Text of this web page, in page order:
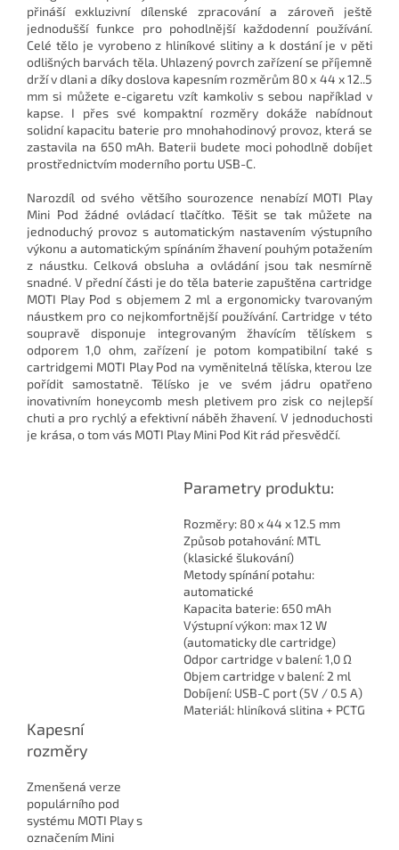
přináší exkluzivní dílenské zpracování a zároveň ještě
jednodušší funkce pro pohodlnější každodenní používání.
Celé tělo je vyrobeno z hliníkové slitiny a k dostání je v pěti
odlišných barvách těla. Uhlazený povrch zařízení se příjemně
drží v dlani a díky doslova kapesním rozměrům 80 x 44 x 12..5
mm si můžete e-cigaretu vzít kamkoliv s sebou například v
kapse. I přes své kompaktní rozměry dokáže nabídnout
solidní kapacitu baterie pro mnohahodinový provoz, která se
zastavila na 650 mAh. Baterii budete moci pohodlně dobíjet
prostřednictvím moderního portu USB-C.
Narozdíl od svého většího sourozence nenabízí MOTI Play
Mini Pod žádné ovládací tlačítko. Těšit se tak můžete na
jednoduchý provoz s automatickým nastavením výstupního
výkonu a automatickým spínáním žhavení pouhým potažením
z náustku. Celková obsluha a ovládání jsou tak nesmírně
snadné. V přední části je do těla baterie zapuštěna cartridge
MOTI Play Pod s objemem 2 ml a ergonomicky tvarovaným
náustkem pro co nejkomfortnější používání. Cartridge v této
soupravě disponuje integrovaným žhavícím tělískem s
odporem 1,0 ohm, zařízení je potom kompatibilní také s
cartridgemi MOTI Play Pod na vyměnitelná tělíska, kterou lze
pořídit samostatně. Tělísko je ve svém jádru opatřeno
inovativním honeycomb mesh pletivem pro zisk co nejlepší
chuti a pro rychlý a efektivní náběh žhavení. V jednoduchosti
je krása, o tom vás MOTI Play Mini Pod Kit rád přesvědčí.
Parametry produktu:
Rozměry: 80 x 44 x 12.5 mm
Způsob potahování: MTL
(klasické šlukování)
Metody spínání potahu:
automatické
Kapacita baterie: 650 mAh
Výstupní výkon: max 12 W
(automaticky dle cartridge)
Odpor cartridge v balení: 1,0 Ω
Objem cartridge v balení: 2 ml
Dobíjení: USB-C port (5V / 0.5 A)
Materiál: hliníková slitina + PCTG
Kapesní
rozměry
Zmenšená verze
populárního pod
systému MOTI Play s
označením Mini